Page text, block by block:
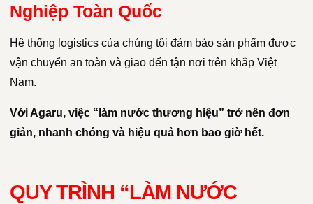
Nghiệp Toàn Quốc
Hệ thống logistics của chúng tôi đảm bảo sản phẩm được
vận chuyển an toàn và giao đến tận nơi trên khắp Việt
Nam.
Với Agaru, việc “làm nước thương hiệu” trở nên đơn
giản, nhanh chóng và hiệu quả hơn bao giờ hết.
QUY TRÌNH “LÀM NƯỚC